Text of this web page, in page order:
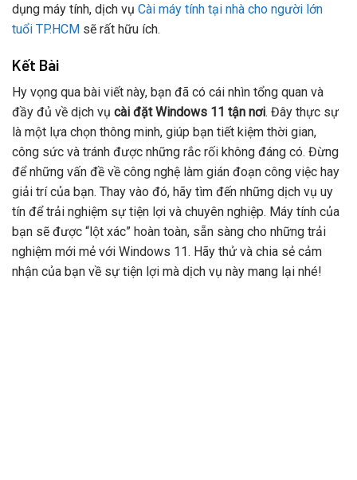
dụng máy tính, dịch vụ Cài máy tính tại nhà cho người lớn
tuổi TP.HCM sẽ rất hữu ích.
Kết Bài
Hy vọng qua bài viết này, bạn đã có cái nhìn tổng quan và
đầy đủ về dịch vụ cài đặt Windows 11 tận nơi. Đây thực sự
là một lựa chọn thông minh, giúp bạn tiết kiệm thời gian,
công sức và tránh được những rắc rối không đáng có. Đừng
để những vấn đề về công nghệ làm gián đoạn công việc hay
giải trí của bạn. Thay vào đó, hãy tìm đến những dịch vụ uy
tín để trải nghiệm sự tiện lợi và chuyên nghiệp. Máy tính của
bạn sẽ được “lột xác” hoàn toàn, sẵn sàng cho những trải
nghiệm mới mẻ với Windows 11. Hãy thử và chia sẻ cảm
nhận của bạn về sự tiện lợi mà dịch vụ này mang lại nhé!